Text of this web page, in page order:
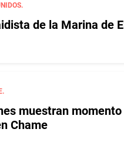
de la Marina de
muestran
Chame